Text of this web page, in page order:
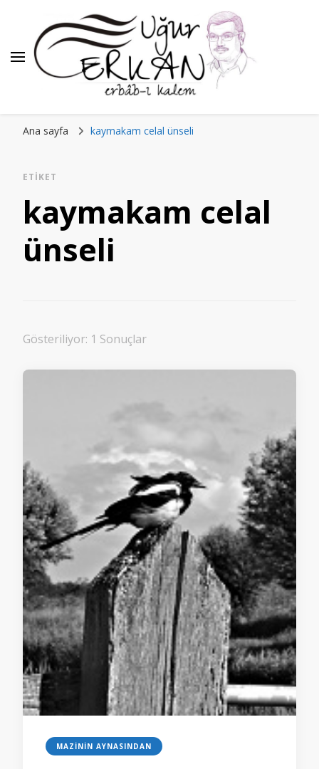
Ana sayfa kaymakam celal ünseli
ETIKET
kaymakam celal
ünseli
Gösteriliyor: 1 Sonuçlar
MAZININ AYNASINDAN